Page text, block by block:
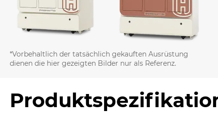
*Vorbehaltlich der tatsächlich gekauften Ausrüstung
dienen die hier gezeigten Bilder nur als Referenz.